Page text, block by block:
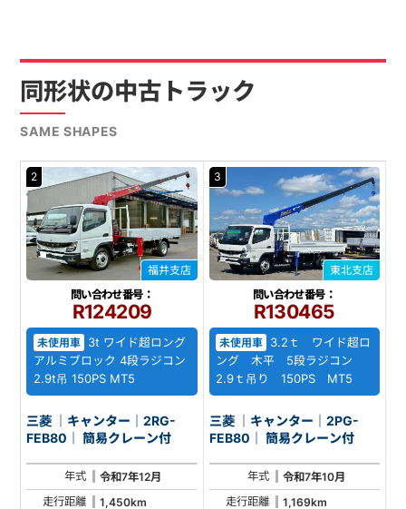
同形状の中古トラック
SAME SHAPES
2
福井支店
問い合わせ番号：
R124209
未使用車
3t ワイド超ロング
アルミブロック 4段ラジコン
2.9t吊 150PS MT5
三菱 ｜キャンター｜2RG-
FEB80｜ 簡易クレーン付
年式
令和7年12月
走行距離
1,450km
3
東北支店
問い合わせ番号：
R130465
未使用車 3.2ｔ ワイド超ロ
ング 木平 5段ラジコン
2.9ｔ吊り 150PS MT5
三菱 ｜キャンター｜2PG-
FEB80｜ 簡易クレーン付
年式
令和7年10月
走行距離
1,169km